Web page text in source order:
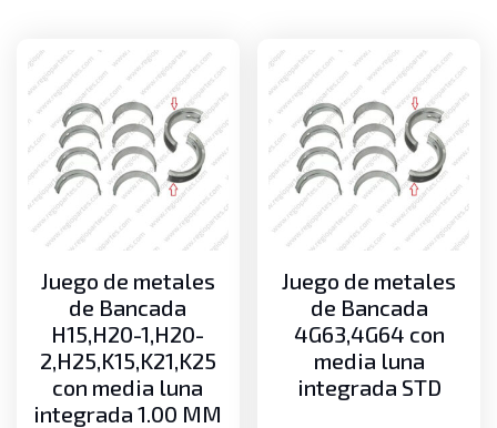
Juego de metales
de Bancada
H15,H20-1,H20-
2,H25,K15,K21,K25
con media luna
integrada 1.00 MM
Juego de metales
de Bancada
4G63,4G64 con
media luna
integrada STD